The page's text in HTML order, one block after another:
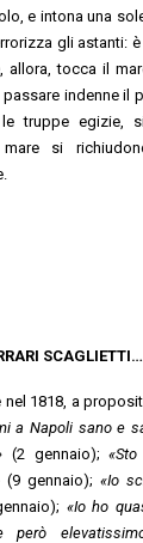
e intona una
gli astanti:
allora, tocca il
indenne il
truppe egizie,
mare si
SCAGLIETTI…
nel 1818, a
a Napoli sano e
(2 gennaio);
(9 gennaio); «Io
«Ioho
però